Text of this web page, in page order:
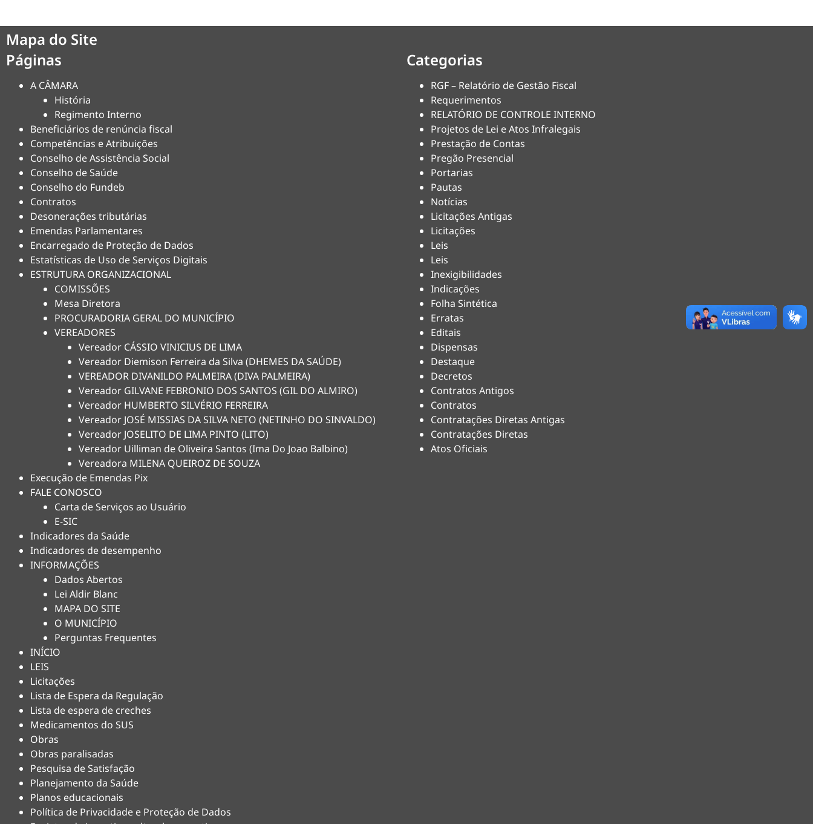
Mapa do Site
Páginas
A CÂMARA
História
Regimento Interno
Beneficiários de renúncia fiscal
Competências e Atribuições
Conselho de Assistência Social
Conselho de Saúde
Conselho do Fundeb
Contratos
Desonerações tributárias
Emendas Parlamentares
Encarregado de Proteção de Dados
Estatísticas de Uso de Serviços Digitais
ESTRUTURA ORGANIZACIONAL
COMISSÕES
Mesa Diretora
PROCURADORIA GERAL DO MUNICÍPIO
VEREADORES
Vereador CÁSSIO VINICIUS DE LIMA
Vereador Diemison Ferreira da Silva (DHEMES DA SAÚDE)
VEREADOR DIVANILDO PALMEIRA (DIVA PALMEIRA)
Vereador GILVANE FEBRONIO DOS SANTOS (GIL DO ALMIRO)
Vereador HUMBERTO SILVÉRIO FERREIRA
Vereador JOSÉ MISSIAS DA SILVA NETO (NETINHO DO SINVALDO)
Vereador JOSELITO DE LIMA PINTO (LITO)
Vereador Uilliman de Oliveira Santos (Ima Do Joao Balbino)
Vereadora MILENA QUEIROZ DE SOUZA
Execução de Emendas Pix
FALE CONOSCO
Carta de Serviços ao Usuário
E-SIC
Indicadores da Saúde
Indicadores de desempenho
INFORMAÇÕES
Dados Abertos
Lei Aldir Blanc
MAPA DO SITE
O MUNICÍPIO
Perguntas Frequentes
INÍCIO
LEIS
Licitações
Lista de Espera da Regulação
Lista de espera de creches
Medicamentos do SUS
Obras
Obras paralisadas
Pesquisa de Satisfação
Planejamento da Saúde
Planos educacionais
Política de Privacidade e Proteção de Dados
Categorias
RGF – Relatório de Gestão Fiscal
Requerimentos
RELATÓRIO DE CONTROLE INTERNO
Projetos de Lei e Atos Infralegais
Prestação de Contas
Pregão Presencial
Portarias
Pautas
Notícias
Licitações Antigas
Licitações
Leis
Leis
Inexigibilidades
Indicações
Folha Sintética
Erratas
Editais
Dispensas
Destaque
Decretos
Contratos Antigos
Contratos
Contratações Diretas Antigas
Contratações Diretas
Atos Oficiais